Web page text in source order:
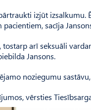
izjūt izsalkumu.
sacīja
arī seksuāli
Jansons.
noziegumu
vērsties